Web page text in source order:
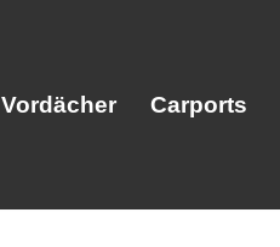
Vordächer Carports